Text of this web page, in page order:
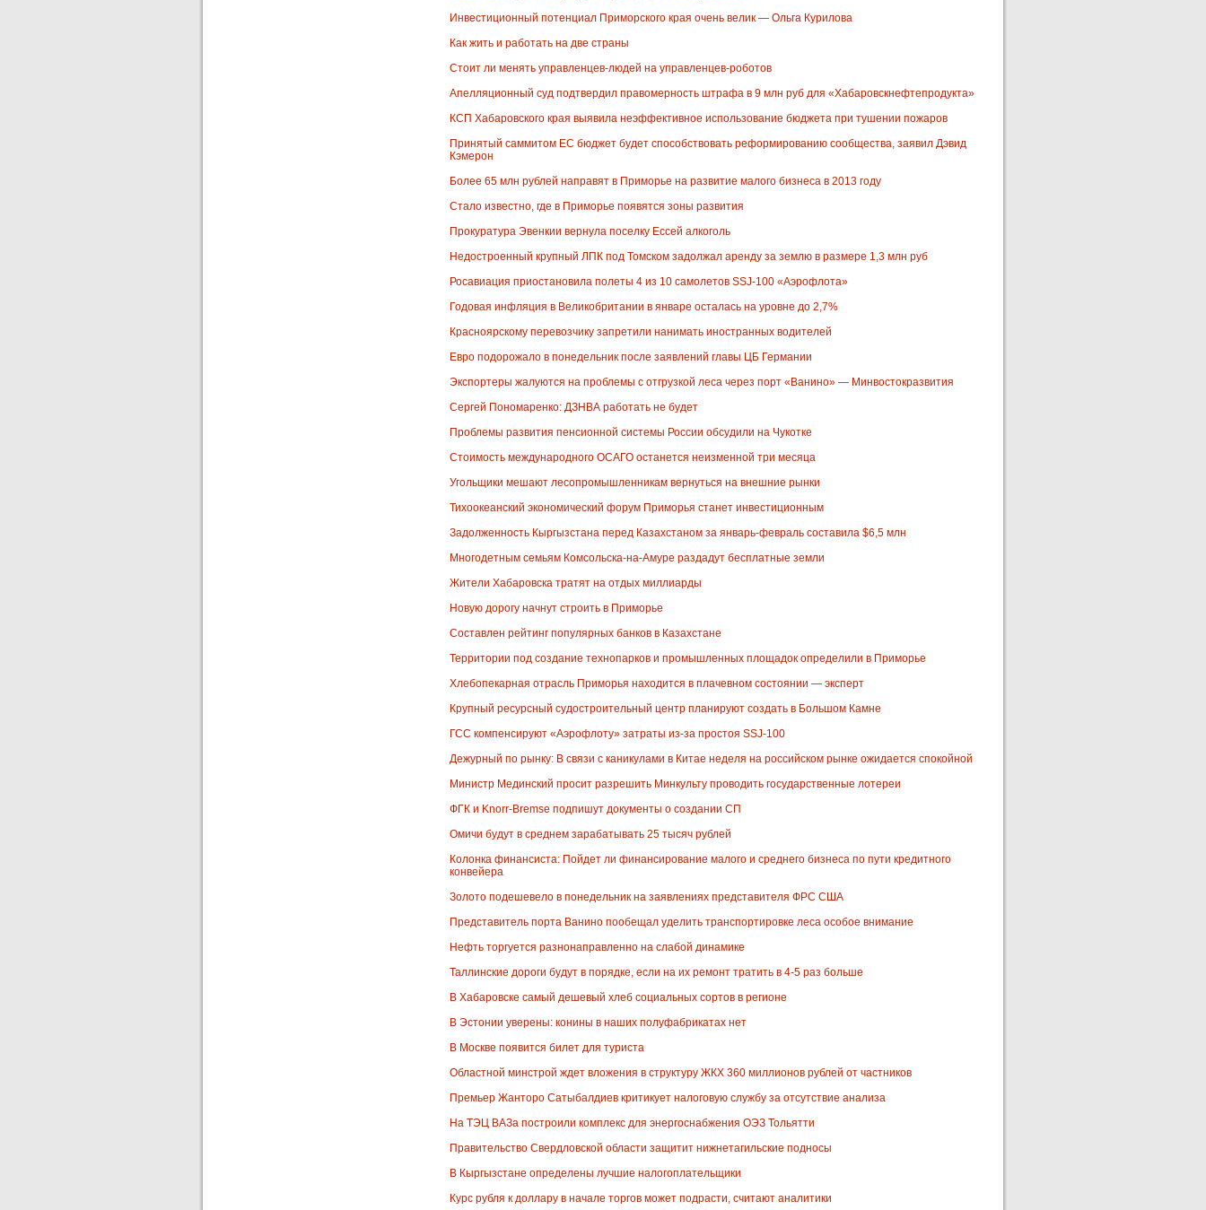
Инвестиционный потенциал Приморского края очень велик — Ольга Курилова
Как жить и работать на две страны
Стоит ли менять управленцев-людей на управленцев-роботов
Апелляционный суд подтвердил правомерность штрафа в 9 млн руб для «Хабаровскнефтепродукта»
КСП Хабаровского края выявила неэффективное использование бюджета при тушении пожаров
Принятый саммитом ЕС бюджет будет способствовать реформированию сообщества, заявил Дэвид
Кэмерон
Более 65 млн рублей направят в Приморье на развитие малого бизнеса в 2013 году
Стало известно, где в Приморье появятся зоны развития
Прокуратура Эвенкии вернула поселку Ессей алкоголь
Недостроенный крупный ЛПК под Томском задолжал аренду за землю в размере 1,3 млн руб
Росавиация приостановила полеты 4 из 10 самолетов SSJ-100 «Аэрофлота»
Годовая инфляция в Великобритании в январе осталась на уровне до 2,7%
Красноярскому перевозчику запретили нанимать иностранных водителей
Евро подорожало в понедельник после заявлений главы ЦБ Германии
Экспортеры жалуются на проблемы с отгрузкой леса через порт «Ванино» — Минвостокразвития
Сергей Пономаренко: ДЗНВА работать не будет
Проблемы развития пенсионной системы России обсудили на Чукотке
Стоимость международного ОСАГО останется неизменной три месяца
Угольщики мешают лесопромышленникам вернуться на внешние рынки
Тихоокеанский экономический форум Приморья станет инвестиционным
Задолженность Кыргызстана перед Казахстаном за январь-февраль составила $6,5 млн
Многодетным семьям Комсольска-на-Амуре раздадут бесплатные земли
Жители Хабаровска тратят на отдых миллиарды
Новую дорогу начнут строить в Приморье
Составлен рейтинг популярных банков в Казахстане
Территории под создание технопарков и промышленных площадок определили в Приморье
Хлебопекарная отрасль Приморья находится в плачевном состоянии — эксперт
Крупный ресурсный судостроительный центр планируют создать в Большом Камне
ГСС компенсируют «Аэрофлоту» затраты из-за простоя SSJ-100
Дежурный по рынку: В связи с каникулами в Китае неделя на российском рынке ожидается спокойной
Министр Мединский просит разрешить Минкульту проводить государственные лотереи
ФГК и Knorr-Bremse подпишут документы о создании СП
Омичи будут в среднем зарабатывать 25 тысяч рублей
Колонка финансиста: Пойдет ли финансирование малого и среднего бизнеса по пути кредитного
конвейера
Золото подешевело в понедельник на заявлениях представителя ФРС США
Представитель порта Ванино пообещал уделить транспортировке леса особое внимание
Нефть торгуется разнонаправленно на слабой динамике
Таллинские дороги будут в порядке, если на их ремонт тратить в 4-5 раз больше
В Хабаровске самый дешевый хлеб социальных сортов в регионе
В Эстонии уверены: конины в наших полуфабрикатах нет
В Москве появится билет для туриста
Областной минстрой ждет вложения в структуру ЖКХ 360 миллионов рублей от частников
Премьер Жанторо Сатыбалдиев критикует налоговую службу за отсутствие анализа
На ТЭЦ ВАЗа построили комплекс для энергоснабжения ОЭЗ Тольятти
Правительство Свердловской области защитит нижнетагильские подносы
В Кыргызстане определены лучшие налогоплательщики
Курс рубля к доллару в начале торгов может подрасти, считают аналитики